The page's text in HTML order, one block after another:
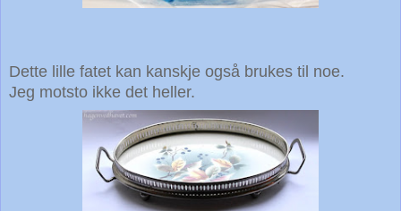
Dette lille fatet kan kanskje også brukes til noe.
Jeg motsto ikke det heller.